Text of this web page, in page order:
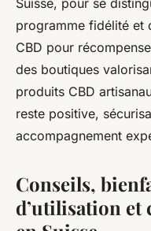
Suisse, pour se
programme fidélité et
CBD pour
des boutiques
produits CBD
reste positive,
accompagnement
Conseils,
d’utilisation et